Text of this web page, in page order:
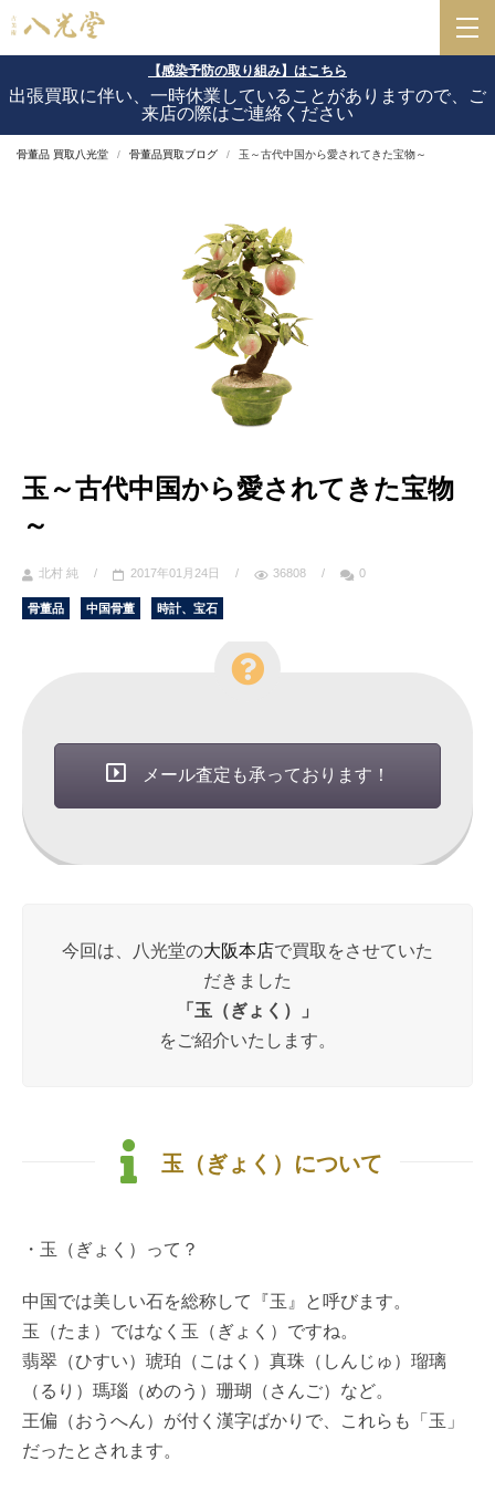
【感染予防の取り組み】はこちら
出張買取に伴い、一時休業していることがありますので、ご
来店の際はご連絡ください
骨董品 買取八光堂 骨董品買取ブログ 玉～古代中国から愛されてきた宝物～
玉～古代中国から愛されてきた宝物
～
北村 純 / 2017年01月24日 / 36808 / 0
骨董品 中国骨董 時計、宝石
メール査定も承っております！
今回は、八光堂の大阪本店で買取をさせていた
だきました
「玉（ぎょく）」
をご紹介いたします。
玉（ぎょく）について
・玉（ぎょく）って？
中国では美しい石を総称して『玉』と呼びます。
玉（たま）ではなく玉（ぎょく）ですね。
翡翠（ひすい）琥珀（こはく）真珠（しんじゅ）瑠璃
（るり）瑪瑙（めのう）珊瑚（さんご）など。
王偏（おうへん）が付く漢字ばかりで、これらも「玉」
だったとされます。